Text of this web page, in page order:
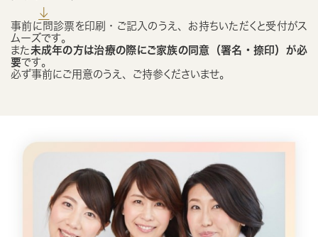
事前に問診票を印刷・ご記入のうえ、お持ちいただくと受付がス
ムーズです。
また 未成年の方は治療の際にご家族の同意（署名・捺印）が必
要です。
必ず事前にご用意のうえ、ご持参くださいませ。